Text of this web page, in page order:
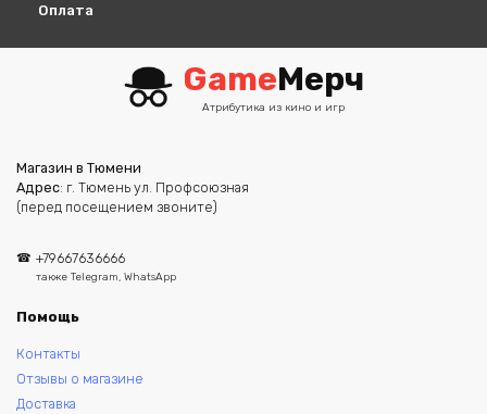
Оплата
GameМерч
Атрибутика из кино и игр
Магазин в Тюмени
Адрес: г. Тюмень ул. Профсоюзная
(перед посещением звоните)
+79667636666
также Telegram, WhatsApp
Помощь
Контакты
Отзывы о магазине
Доставка